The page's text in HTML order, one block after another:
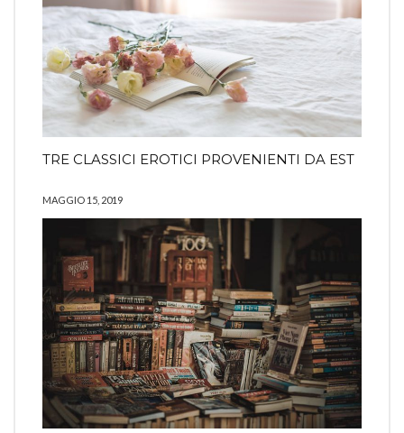
TRE CLASSICI EROTICI PROVENIENTI DA EST
MAGGIO 15, 2019